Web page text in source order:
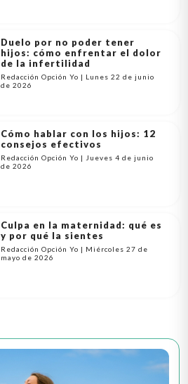
Duelo por no poder tener
hijos: cómo enfrentar el dolor
de la infertilidad
Redacción Opción Yo | Lunes 22 de junio
de 2026
Cómo hablar con los hijos: 12
consejos efectivos
Redacción Opción Yo | Jueves 4 de junio
de 2026
Culpa en la maternidad: qué es
y por qué la sientes
Redacción Opción Yo | Miércoles 27 de
mayo de 2026